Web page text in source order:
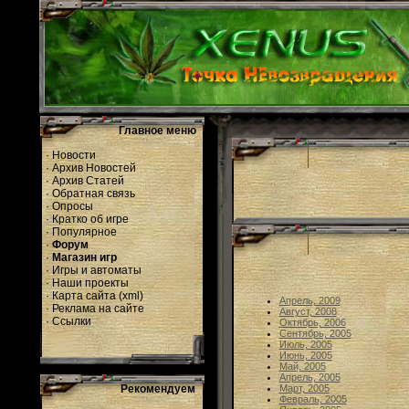
Главное меню
·Новости
·Архив Новостей
·Архив Статей
·Обратная связь
·Опросы
·Кратко об игре
· Популярное
· Форум
·Магазин игр
· Игры и автоматы
·Наши проекты
·Карта сайта(xml )
·Реклама на сайте
·Ссылки
Рекомендуем
Апрель, 2009
Август, 2008
Октябрь, 2006
Сентябрь, 2005
Июль, 2005
Июнь, 2005
Май, 2005
Апрель, 2005
Март, 2005
Февраль, 2005